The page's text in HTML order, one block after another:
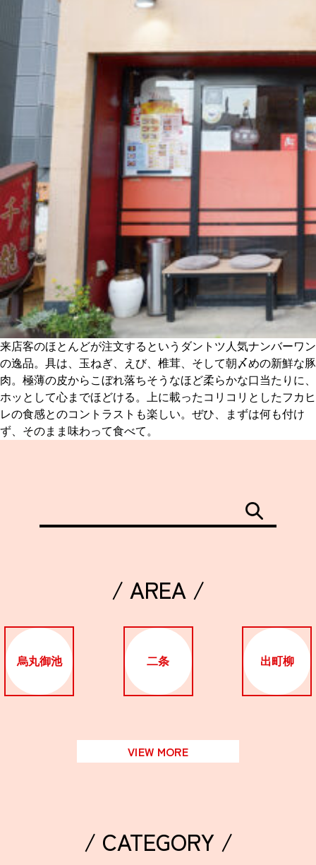
来店客のほとんどが注文するというダントツ人気ナンバーワン
の逸品。具は、玉ねぎ、えび、椎茸、そして朝〆めの新鮮な豚
肉。極薄の皮からこぼれ落ちそうなほど柔らかな口当たりに、
ホッとして心までほどける。上に載ったコリコリとしたフカヒ
レの食感とのコントラストも楽しい。ぜひ、まずは何も付け
ず、そのまま味わって食べて。
/ AREA /
烏丸御池 二条 出町柳
VIEW MORE
/ CATEGORY /